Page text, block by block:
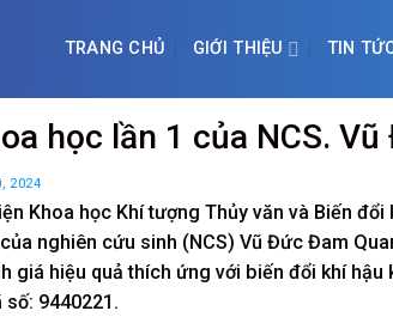
TRANG CHỦ GIỚI THIỆU TIN
học lần 1 của NCS.
2024
Khoa học Khí tượng Thủy văn và Biến
nghiên cứu sinh (NCS) Vũ Đức Đam
giá hiệu quả thích ứng với biến đổi khí hậu
số: 9440221.